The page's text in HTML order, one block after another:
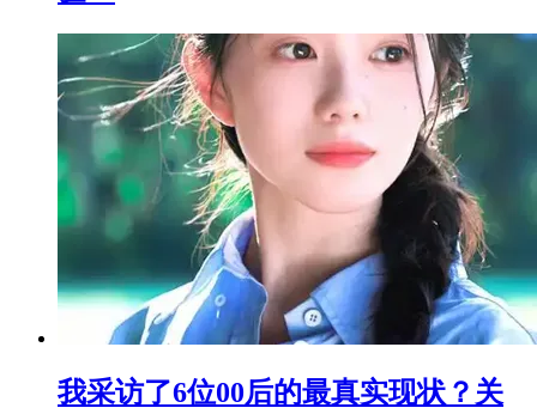
我采访了6位00后的最真实现状？关